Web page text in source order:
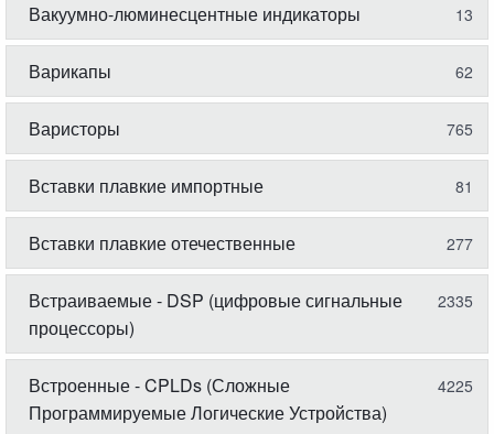
Вакуумно-люминесцентные индикаторы 13
Варикапы 62
Варисторы 765
Вставки плавкие импортные 81
Вставки плавкие отечественные 277
Встраиваемые - DSP (цифровые сигнальные
процессоры)
2335
Встроенные - CPLDs (Сложные
Программируемые Логические Устройства)
4225